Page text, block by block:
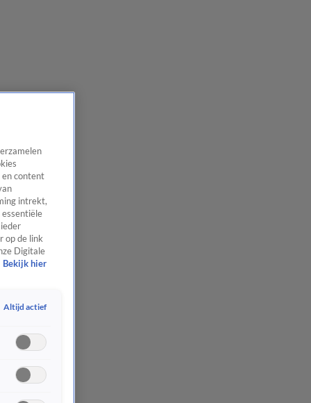
en content
intrekt,
op de link
Digitale
Bekijk hier
Altijd actief